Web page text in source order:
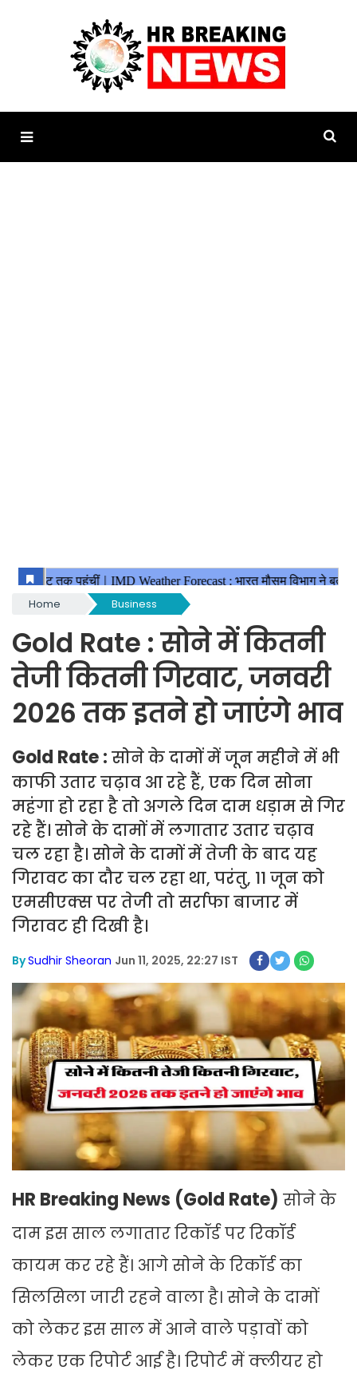
Home Business
Gold Rate : सोने में कितनी
तेजी कितनी गिरवाट, जनवरी
2026 तक इतने हो जाएंगे भाव
Gold Rate : सोने के दामों में जून महीने में भी
काफी उतार चढ़ाव आ रहे हैं, एक दिन सोना
महंगा हो रहा है तो अगले दिन दाम धड़ाम से गिर
रहे हैं। सोने के दामों में लगातार उतार चढ़ाव
चल रहा है। सोने के दामों में तेजी के बाद यह
गिरावट का दौर चल रहा था, परंतु, 11 जून को
एमसीएक्स पर तेजी तो सर्राफा बाजार में
गिरावट ही दिखी है।
BySudhir Sheoran Jun 11, 2025, 22:27 IST
HR Breaking News (Gold Rate) सोने के
दाम इस साल लगातार रिकॉर्ड पर रिकॉर्ड
कायम कर रहे हैं। आगे सोने के रिकॉर्ड का
सिलसिला जारी रहने वाला है। सोने के दामों
को लेकर इस साल में आने वाले पड़ावों को
लेकर एक रिपोर्ट आई है। रिपोर्ट में क्लीयर हो